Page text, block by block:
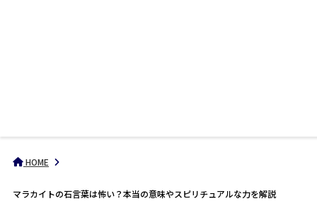
HOME
マラカイトの石言葉は怖い？本当の意味やスピリチュアルな力を解説